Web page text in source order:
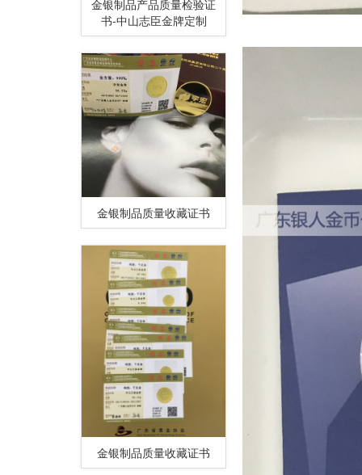
金银制品产品质量检验证
书-中山志臣金牌定制
金银制品质量收藏证书
金银制品质量收藏证书